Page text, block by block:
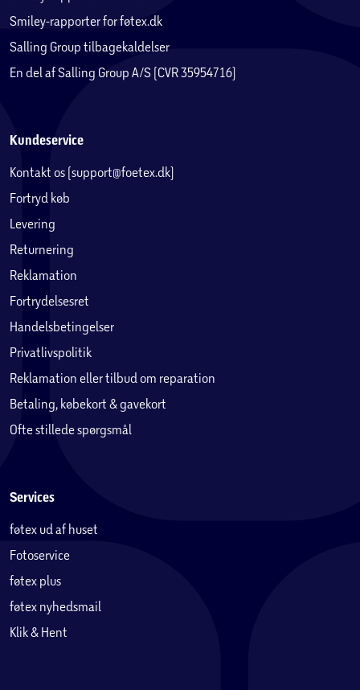
Smiley-rapporter for føtex.dk
Salling Group tilbagekaldelser
En del af Salling Group A/S (CVR 35954716)
Kundeservice
Kontakt os (support@foetex.dk)
Fortryd køb
Levering
Returnering
Reklamation
Fortrydelsesret
Handelsbetingelser
Privatlivspolitik
Reklamation eller tilbud om reparation
Betaling, købekort & gavekort
Ofte stillede spørgsmål
Services
føtex ud af huset
Fotoservice
føtex plus
føtex nyhedsmail
Klik & Hent